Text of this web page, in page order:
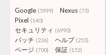
Google (5999) Nexus (73)
Pixel (140)
セキュリティ (6990)
パッチ (226) ヘルプ (253)
ページ (700) 保証 (152)